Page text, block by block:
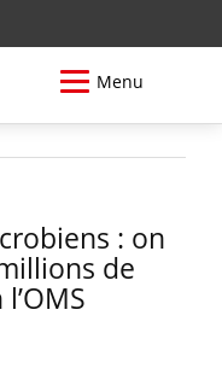
Menu
: on
de